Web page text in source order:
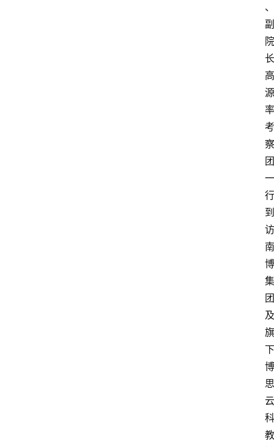
、
副
院
长
高
源
率
考
察
团
一
行
到
访
南
博
集
团
及
旗
下
博
思
云
科
教